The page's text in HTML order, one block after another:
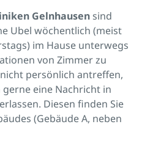
Gelnhausen sind
Ubel wöchentlich (meist
im Hause unterwegs
von Zimmer zu
persönlich antreffen,
eine Nachricht in
Diesen finden Sie
(Gebäude A, neben